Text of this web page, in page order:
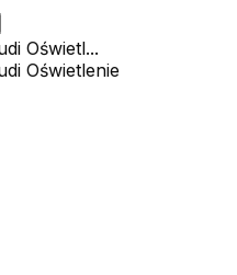
Oświetl...
Oświetlenie